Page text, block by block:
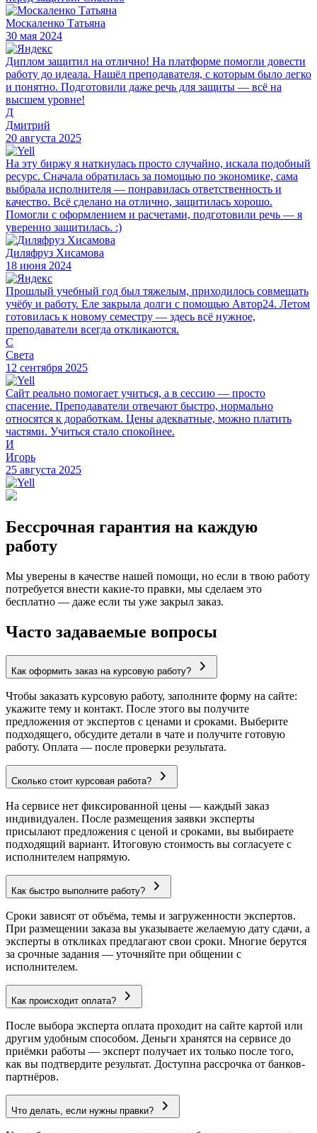
Москаленко Татьяна
30 мая 2024
Диплом защитил на отлично! На платформе помогли довести
работу до идеала. Нашёл преподавателя, с которым было легко
и понятно. Подготовили даже речь для защиты — всё на
высшем уровне!
Д
Дмитрий
20 августа 2025
На эту биржу я наткнулась просто случайно, искала подобный
ресурс. Сначала обратилась за помощью по экономике, сама
выбрала исполнителя — понравилась ответственность и
качество. Всё сделано на отлично, защитилась хорошо.
Помогли с оформлением и расчетами, подготовили речь — я
уверенно защитилась. :)
Диляфруз Хисамова
18 июня 2024
Прошлый учебный год был тяжелым, приходилось совмещать
учёбу и работу. Еле закрыла долги с помощью Автор24. Летом
готовилась к новому семестру — здесь всё нужное,
преподаватели всегда откликаются.
С
Света
12 сентября 2025
Сайт реально помогает учиться, а в сессию — просто
спасение. Преподаватели отвечают быстро, нормально
относятся к доработкам. Цены адекватные, можно платить
частями. Учиться стало спокойнее.
И
Игорь
25 августа 2025
Бессрочная гарантия на каждую
работу
Мы уверены в качестве нашей помощи, но если в твою работу
потребуется внести какие-то правки, мы сделаем это
бесплатно — даже если ты уже закрыл заказ.
Часто задаваемые вопросы
Как оформить заказ на курсовую работу?
Чтобы заказать курсовую работу, заполните форму на сайте:
укажите тему и контакт. После этого вы получите
предложения от экспертов с ценами и сроками. Выберите
подходящего, обсудите детали в чате и получите готовую
работу. Оплата — после проверки результата.
Сколько стоит курсовая работа?
На сервисе нет фиксированной цены — каждый заказ
индивидуален. После размещения заявки эксперты
присылают предложения с ценой и сроками, вы выбираете
подходящий вариант. Итоговую стоимость вы согласуете с
исполнителем напрямую.
Как быстро выполните работу?
Сроки зависят от объёма, темы и загруженности экспертов.
При размещении заказа вы указываете желаемую дату сдачи, а
эксперты в откликах предлагают свои сроки. Многие берутся
за срочные задания — уточняйте при общении с
исполнителем.
Как происходит оплата?
После выбора эксперта оплата проходит на сайте картой или
другим удобным способом. Деньги хранятся на сервисе до
приёмки работы — эксперт получает их только после того,
как вы подтвердите результат. Доступна рассрочка от банков-
партнёров.
Что делать, если нужны правки?